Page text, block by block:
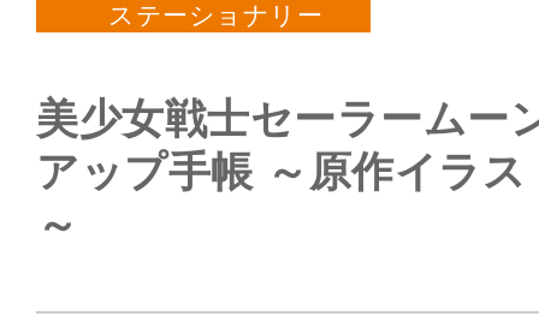
ステーショナリー
美少女戦士セーラームー
アップ手帳 ～原作イラ
～